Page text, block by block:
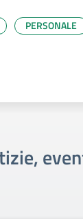
PERSONALE